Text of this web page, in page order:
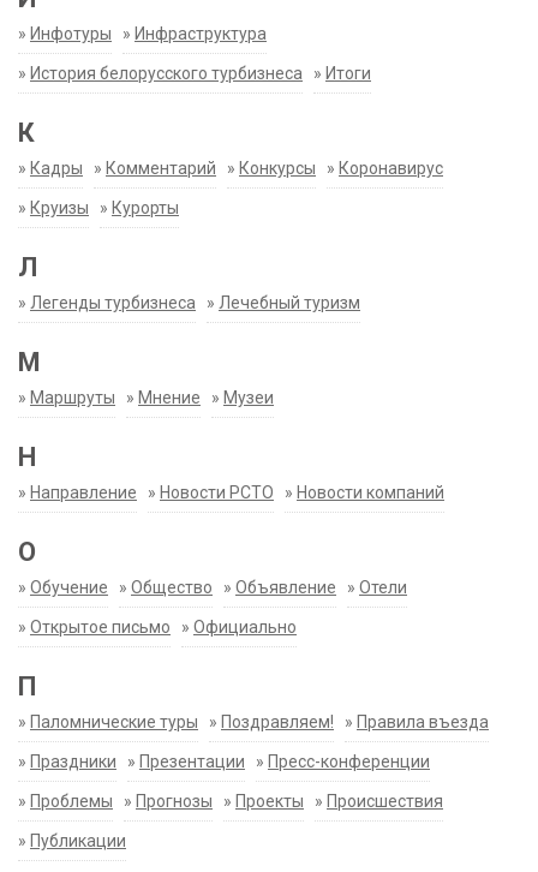
» Инфотуры » Инфраструктура
» История белорусского турбизнеса » Итоги
К
» Кадры » Комментарий » Конкурсы » Коронавирус
» Круизы » Курорты
Л
» Легенды турбизнеса » Лечебный туризм
М
» Маршруты » Мнение » Музеи
Н
» Направление » Новости РСТО » Новости компаний
О
» Обучение » Общество » Объявление » Отели
» Открытое письмо » Официально
П
» Паломнические туры » Поздравляем! » Правила въезда
» Праздники » Презентации » Пресс-конференции
» Проблемы » Прогнозы » Проекты » Происшествия
» Публикации